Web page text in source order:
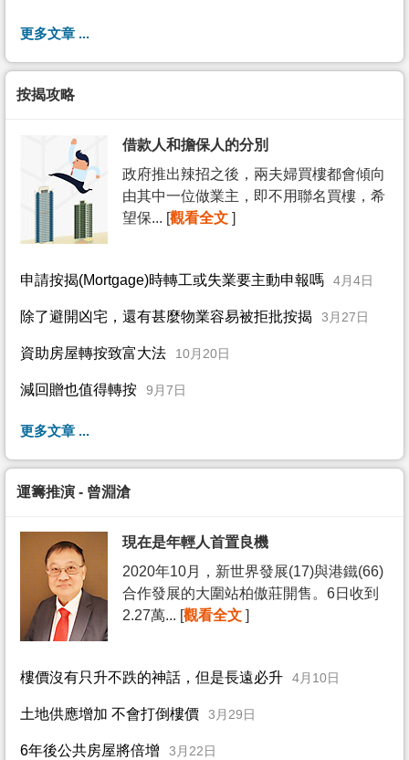
更多文章 ...
按揭攻略
借款人和擔保人的分別
政府推出辣招之後，兩夫婦買樓都會傾向
由其中一位做業主，即不用聯名買樓，希
望保... [觀看全文 ]
申請按揭(Mortgage)時轉工或失業要主動申報嗎 4月4日
除了避開凶宅，還有甚麼物業容易被拒批按揭 3月27日
資助房屋轉按致富大法 10月20日
減回贈也值得轉按 9月7日
更多文章 ...
運籌推演 - 曾淵滄
現在是年輕人首置良機
2020年10月，新世界發展(17)與港鐵(66)
合作發展的大圍站柏傲莊開售。6日收到
2.27萬... [觀看全文 ]
樓價沒有只升不跌的神話，但是長遠必升 4月10日
土地供應增加 不會打倒樓價 3月29日
6年後公共房屋將倍增 3月22日